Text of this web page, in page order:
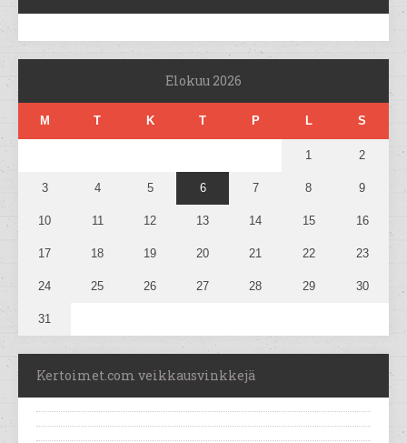
Elokuu 2026
M T K T P L S
1 2
3 4 5 6 7 8 9
10 11 12 13 14 15 16
17 18 19 20 21 22 23
24 25 26 27 28 29 30
31
Kertoimet.com veikkausvinkkejä